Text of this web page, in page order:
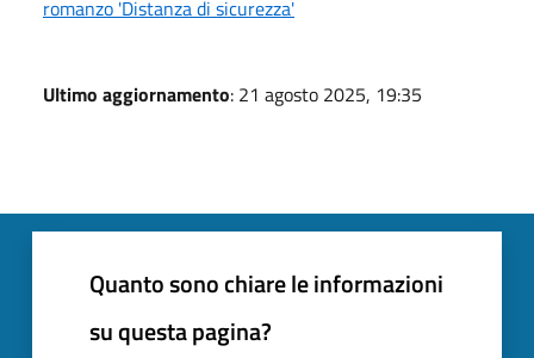
romanzo 'Distanza di sicurezza'
Ultimo aggiornamento: 21 agosto 2025, 19:35
Quanto sono chiare le informazioni
su questa pagina?